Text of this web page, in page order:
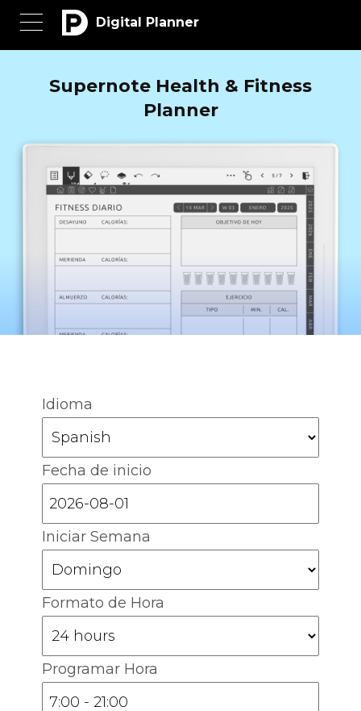
Digital Planner
Supernote Health & Fitness
Planner
Idioma
Fecha de inicio
Iniciar Semana
Formato de Hora
Programar Hora